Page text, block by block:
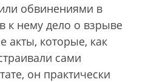
обвинениями в
к нему дело о взрыве
акты, которые, как
сами
он практически